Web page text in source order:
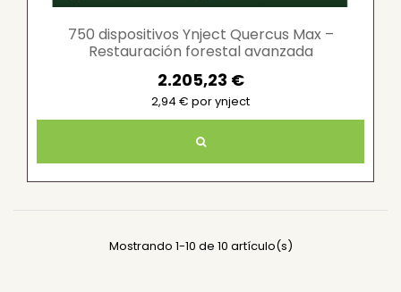
750 dispositivos Ynject Quercus Max –
Restauración forestal avanzada
2.205,23 €
2,94 € por ynject
Mostrando 1-10 de 10 artículo(s)